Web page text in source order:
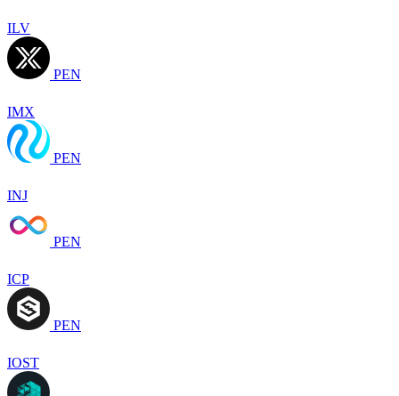
ILV
PEN
IMX
PEN
INJ
PEN
ICP
PEN
IOST